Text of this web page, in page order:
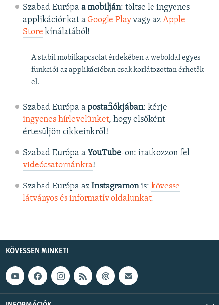
Szabad Európa a mobilján: töltse le ingyenes
applikációnkat a Google Playvagy az Apple
Store kínálatából!
A stabil mobilkapcsolat érdekében a weboldal egyes
funkciói az applikációban csak korlátozottan érhetők
el.
Szabad Európa a postafiókjában: kérje
ingyenes hírlevelünket, hogy elsőként
értesüljön cikkeinkről!
Szabad Európa a YouTube-on: iratkozzon fel
videócsatornánkra!
Szabad Európa az Instagramonis: kövesse
látványos és informatív oldalunkat! ​
KÖVESSEN MINKET!